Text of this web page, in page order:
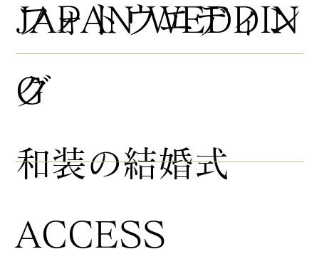
​フォトウエディン
グ
​和装の結婚式
JAPAN WEDDIN
G
ACCESS